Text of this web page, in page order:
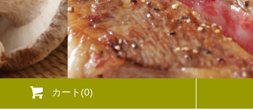
カート(0)